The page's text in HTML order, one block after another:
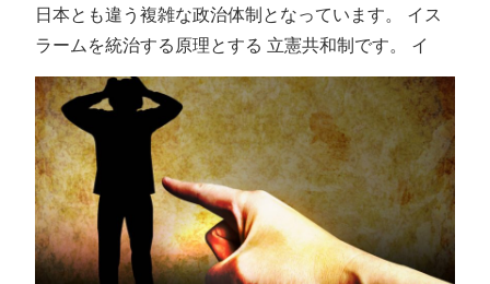
日本とも違う複雑な政治体制となっています。 イス
ラームを統治する原理とする 立憲共和制です。 イ